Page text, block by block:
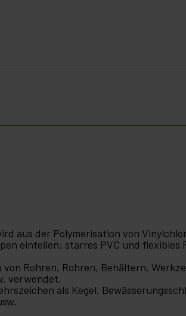
aus der Polymerisation von
einteilen: starres PVC und flexibles
Rohren, Rohren, Behältern,
verwendet.
als Kegel.